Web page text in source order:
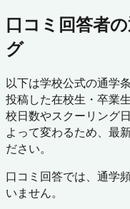
口コミ回答者
グ
以下は学校公式の通学
投稿した在校生・卒業
校日数やスクーリング
よって変わるため、最
ださい。
口コミ回答では、通学
いません。